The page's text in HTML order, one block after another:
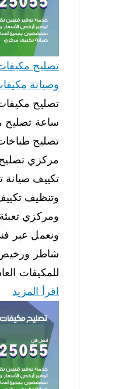
وصيانة
ساعة تصليح
تصليح
مركزي
تكييف
وتنظيف
ومركزي
ونعمل عبر
شاطر ورخيص
للمكيفات
اقرأ المزيد